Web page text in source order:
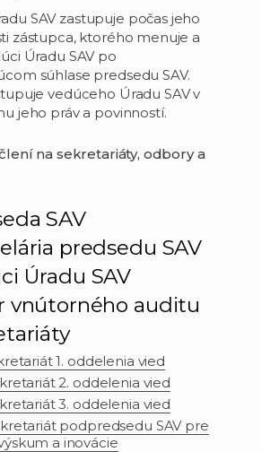
SAV zastupuje počas jeho
zástupca, ktorého menuje a
Úradu SAV po
súhlase predsedu SAV.
vedúceho Úradu SAV v
jeho práv a povinností.
člení na sekretariáty, odbory a
SAV
predsedu SAV
Úradu SAV
vnútorného auditu
1. oddelenia vied
2. oddelenia vied
3. oddelenia vied
podpredsedu SAV pre
a inovácie